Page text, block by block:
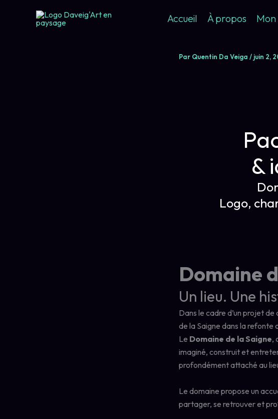
Accueil À propos
Par Quentin Da Veiga / juin 2,
&
Logo,
Domaine
Un lieu. Une
Dans le cadre d’un projet
de la Saigne dans la refonte
Le Domaine de la Saigne,
imaginé, construit et
profondément attaché au
Le domaine propose un
partager, se retrouver et